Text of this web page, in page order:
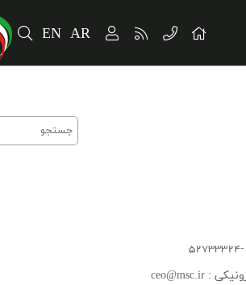
AR
EN
:
ceo@msc.ir